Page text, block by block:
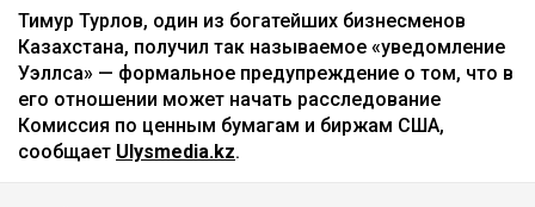
Тимур Турлов, один из богатейших бизнесменов
Казахстана, получил так называемое «уведомление
Уэллса» — формальное предупреждение о том, что в
его отношении может начать расследование
Комиссия по ценным бумагам и биржам США,
сообщает Ulysmedia.kz.